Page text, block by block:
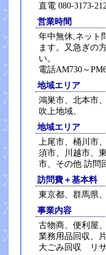
直電 080-3173-
営業時間
年中無休,ネット
ます。又急ぎの
い。
電話AM730～
地域エリア
鴻巣市、北本市
吹上地域、
地域エリア
上尾市、桶川市
須市、川越市、
市、その他 訪問
訪問費＋基本料
東京都、群馬県
事業内容
古物商、便利屋
業務用品回収、
大ごみ回収 リ